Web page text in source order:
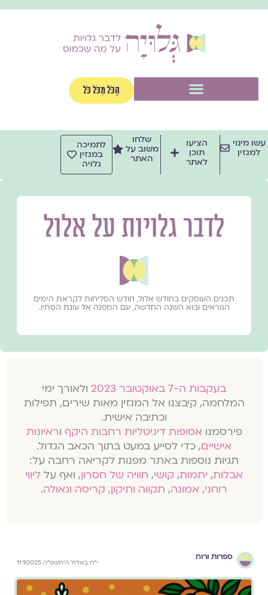
לתוכן
הַכֹּל מִכֹּל כֹּל
עשו מינוי
למגזין
הציעו
תוכן
לאתר
שלחו
משוב על
האתר
לתמיכה
במגזין
גלויה
לדבר גלויות על אלול
תכנים העוסקים בחודש אלול, חודש הסליחות לקראת הימים
הנוראים ובוא השנה החדשה, עם המפנה אל עונת הסתיו.
בעקבות ה-7 באוקטובר 2023
ולאורך ימי
המלחמה, קיבצנו אל המגזין מאות שירים, תפילות
וכתיבה אישית.
פירסמנו אסופות דיגיטליות רחבות היקף וראיונות
אישיים, כדי לסייע במעט בתוך הכאב הגדול.
תגיות נוספות באתר מפנות לקריאה רחבה על:
אבלות, יתמות, קושי, חוויה של חסרון, ואף על ליווי
רוחני, אמונה, תקווה ותיקון, קריסה וגאולה.
ספרות ורוח
י״ח באלול ה׳תשפ״ה 11.9.2025